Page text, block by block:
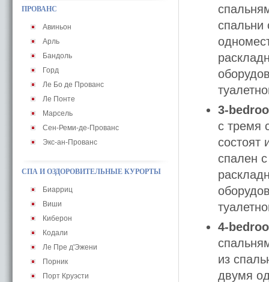
ПРОВАНС
Авиньон
Арль
Бандоль
Горд
Ле Бо де Прованс
Ле Понте
Марсель
Сен-Реми-де-Прованс
Экс-ан-Прованс
СПА И ОЗДОРОВИТЕЛЬНЫЕ КУРОРТЫ
Биарриц
Виши
Киберон
Кодали
Ле Пре д'Эжени
Порник
Порт Круэсти
спальни
3-
с тремя
состоят
спален
4-
из
двумя